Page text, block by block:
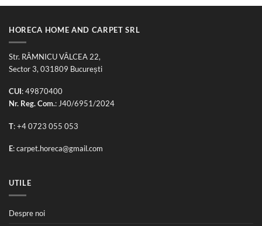
HORECA HOME AND CARPET SRL
Str. RÂMNICU VÂLCEA 22,
Sector 3, 031809 București
CUI: 49870400
Nr. Reg. Com.: J40/6951/2024
T:+4 0723 055 053
E:carpet.horeca@gmail.com
UTILE
Despre noi